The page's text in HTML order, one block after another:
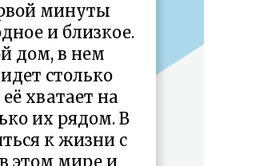
минуты
и близкое.
дом, в нем
столько
хватает на
их рядом. В
к жизни с
этом мире и